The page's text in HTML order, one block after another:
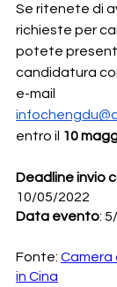
Se ritenete di
richieste per
potete
candidatura
e-mail
entro il 10
Deadline invio
10/05/2022
Data evento:
Fonte: Camera
in Cina